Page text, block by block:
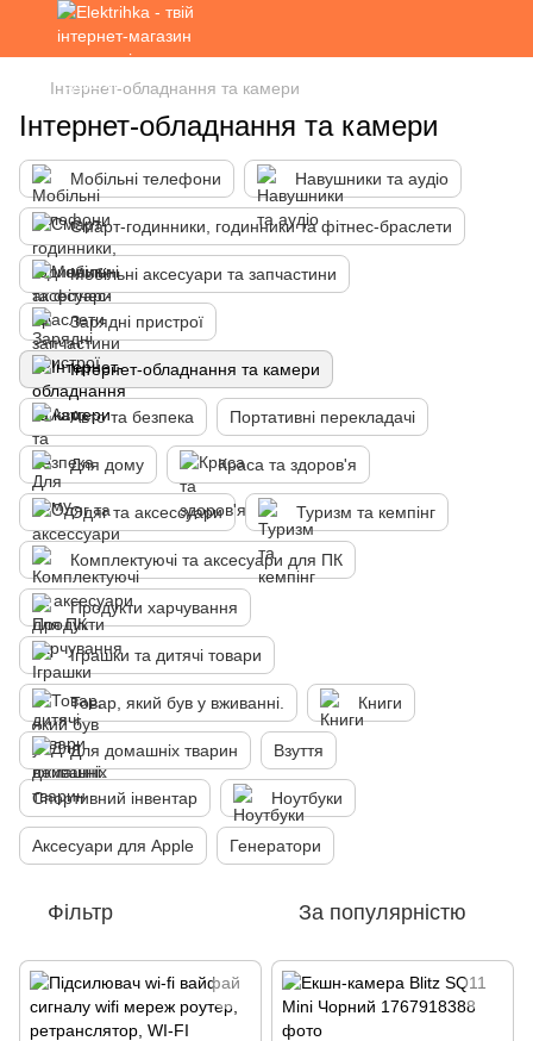
Інтернет-обладнання та камери
Інтернет-обладнання та камери
Мобільні телефони Навушники та аудіо
Смарт-годинники, годинники та фітнес-браслети
Мобільні аксесуари та запчастини
Зарядні пристрої
Інтернет-обладнання та камери
Авто та безпека Портативні перекладачі
Для дому Краса та здоров'я
Одяг та аксессуари Туризм та кемпінг
Комплектуючі та аксесуари для ПК
Продукти харчування
Іграшки та дитячі товари
Товар, який був у вживанні. Книги
Для домашніх тварин Взуття
Спортивний інвентар Ноутбуки
Аксесуари для Apple Генератори
Фільтр За популярністю